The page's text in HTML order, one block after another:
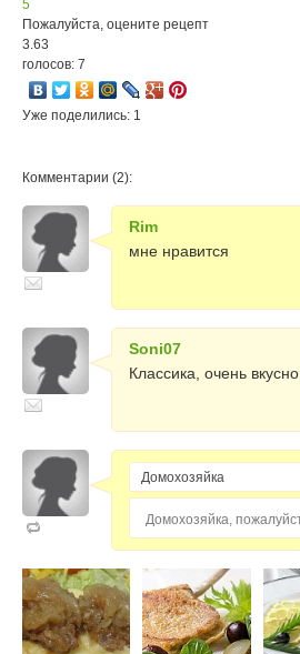
5
Пожалуйста, оцените рецепт
3.63
голосов: 7
Уже поделились: 1
Комментарии (2):
Rim
мне нравится
Soni07
Классика, очень вкусно.